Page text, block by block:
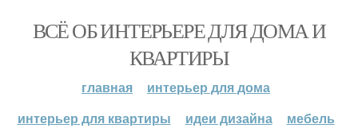
ВСЁ ОБ ИНТЕРЬЕРЕ ДЛЯ ДОМА И
КВАРТИРЫ
главная
интерьер для дома
интерьер для квартиры
идеи дизайна мебель